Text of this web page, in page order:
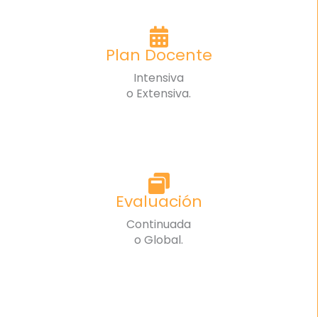
Plan Docente
Intensiva
o Extensiva.
Evaluación
Continuada
o Global.